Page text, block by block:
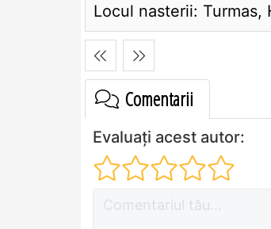
Locul nasterii: Turmas,
Comentarii
Evaluați acest autor: